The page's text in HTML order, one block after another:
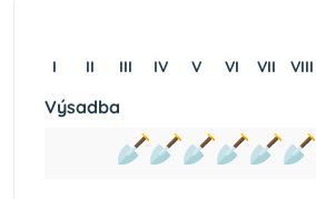
I II III IV V VI VII VIII
Výsadba